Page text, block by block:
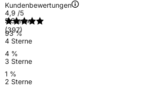
Kundenbewertungen
4,9 /5
(397)
5 Sterne
93 %
4 Sterne
4 %
3 Sterne
1 %
2 Sterne